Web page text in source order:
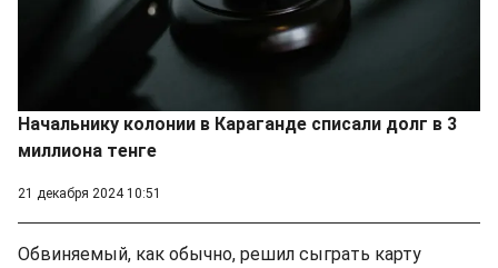
Начальнику колонии в Караганде списали долг в 3
миллиона тенге
21 декабря 2024 10:51
Обвиняемый, как обычно, решил сыграть карту